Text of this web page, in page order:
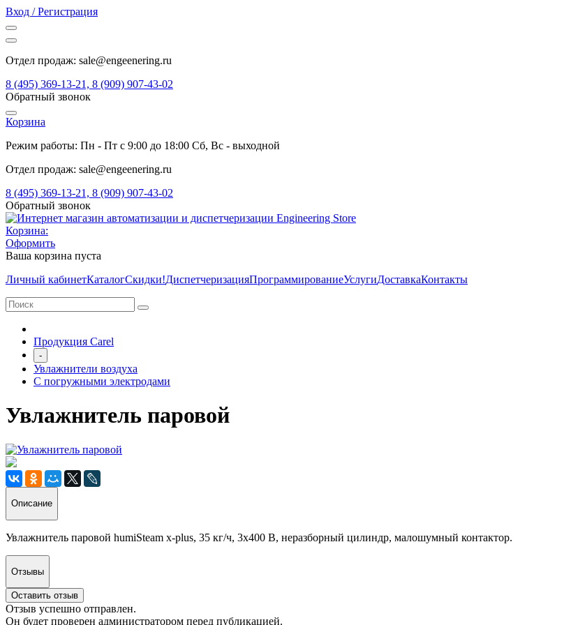
Вход / Регистрация
Отдел продаж: sale@engeenering.ru
8 (495) 369-13-21, 8 (909) 907-43-02
Обратный звонок
Корзина
Режим работы: Пн - Пт с 9:00 до 18:00 Сб, Вс - выходной
Отдел продаж: sale@engeenering.ru
8 (495) 369-13-21, 8 (909) 907-43-02
Обратный звонок
Корзина:
Оформить
Ваша корзина пуста
Личный кабинетКаталогСкидки!ДиспетчеризацияПрограммированиеУслугиДоставкаКонтакты
Продукция Carel
-
Увлажнители воздуха
С погружными электродами
Увлажнитель паровой
Описание
Увлажнитель паровой humiSteam x-plus, 35 кг/ч, 3х400 В, неразборный цилиндр, малошумный контактор.
Отзывы
Оставить отзыв
Отзыв успешно отправлен.
Он будет проверен администратором перед публикацией.